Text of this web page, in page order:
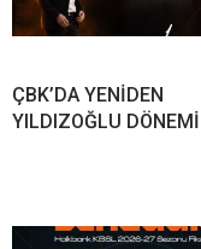
ÇBK’DA YENİDEN
YILDIZOĞLU DÖNEMİ